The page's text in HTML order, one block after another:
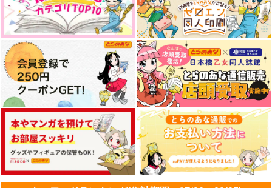
やらしく躾けて愛してあげる－Dom
／Subユニバース－２
最狂ヤンキーが僕だけに夢中な
件！？
なんかもうあーあって感じ。2 特装
版
僕の愛しいよなさん
エンドロールは地獄まで 2 嘘つきなキスで今日もバイバイ
アイドルマスター SideM cloud nine(古川 慎盤)/古川慎